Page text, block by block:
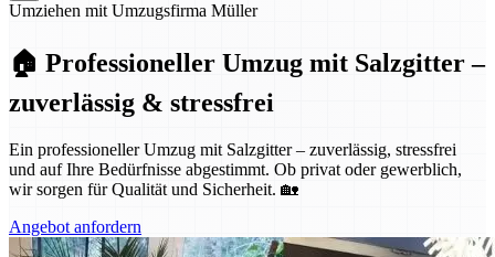
Umziehen mit Umzugsfirma Müller
🏠 Professioneller Umzug mit Salzgitter –
zuverlässig & stressfrei
Ein professioneller Umzug mit Salzgitter – zuverlässig, stressfrei
und auf Ihre Bedürfnisse abgestimmt. Ob privat oder gewerblich,
wir sorgen für Qualität und Sicherheit. 🏡
Angebot anfordern